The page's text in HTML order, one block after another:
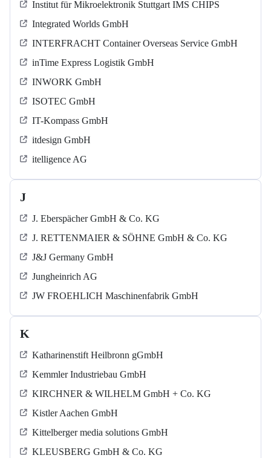
Institut für Mikroelektronik Stuttgart IMS CHIPS
Integrated Worlds GmbH
INTERFRACHT Container Overseas Service GmbH
inTime Express Logistik GmbH
INWORK GmbH
ISOTEC GmbH
IT-Kompass GmbH
itdesign GmbH
itelligence AG
J
J. Eberspächer GmbH & Co. KG
J. RETTENMAIER & SÖHNE GmbH & Co. KG
J&J Germany GmbH
Jungheinrich AG
JW FROEHLICH Maschinenfabrik GmbH
K
Katharinenstift Heilbronn gGmbH
Kemmler Industriebau GmbH
KIRCHNER & WILHELM GmbH + Co. KG
Kistler Aachen GmbH
Kittelberger media solutions GmbH
KLEUSBERG GmbH & Co. KG